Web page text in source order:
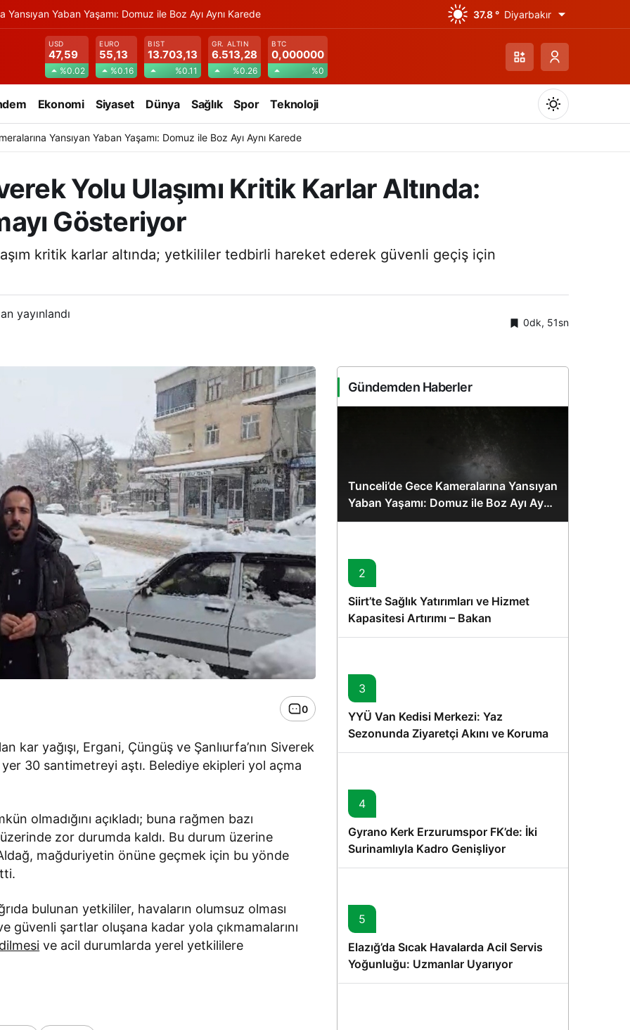
Yansıyan Yaban Yaşamı: Domuz ile Boz Ayı Aynı Karede 37.8 ° Diyarbakır
USD
47,59
%0.02
EURO
55,13
%0.16
BIST
13.703,13
%0.11
GR. ALTIN
6.513,28
%0.26
BTC
0,000000
%0
Ekonomi Siyaset Dünya Sağlık Spor Teknoloji
Yansıyan Yaban Yaşamı: Domuz ile Boz Ayı Aynı Karede
Yolu Ulaşımı Kritik Karlar Altında:
Gösteriyor
kritik karlar altında; yetkililer tedbirli hareket ederek güvenli geçiş için
yayınlandı
0dk, 51sn
0
kar yağışı, Ergani, Çüngüş ve Şanlıurfa’nın Siverek
yer 30 santimetreyi aştı. Belediye ekipleri yol açma
olmadığını açıkladı; buna rağmen bazı
zor durumda kaldı. Bu durum üzerine
mağduriyetin önüne geçmek için bu yönde
bulunan yetkililer, havaların olumsuz olması
güvenli şartlar oluşana kadar yola çıkmamalarını
ve acil durumlarda yerel yetkililere
Gündemden Haberler
Tunceli’de Gece Kameralarına Yansıyan
Yaban Yaşamı: Domuz ile Boz Ayı Aynı
Karede
2
Siirt’te Sağlık Yatırımları ve Hizmet
Kapasitesi Artırımı – Bakan
Memişoğlu’nun Ziyareti
3
YYÜ Van Kedisi Merkezi: Yaz
Sezonunda Ziyaretçi Akını ve Koruma
Vurgusu
4
Gyrano Kerk Erzurumspor FK’de: İki
Surinamlıyla Kadro Genişliyor
5
Elazığ’da Sıcak Havalarda Acil Servis
Yoğunluğu: Uzmanlar Uyarıyor